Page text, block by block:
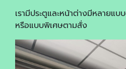
เรามีประตูและหน้าต่างมีหลายแบ
หรือแบบพิเศษตามสั่ง